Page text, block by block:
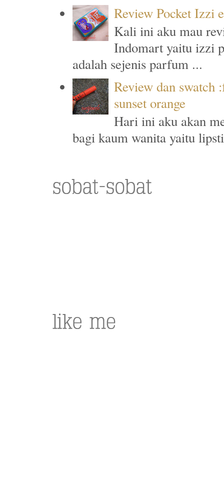
Review Pocket Izzi
Kali ini aku mau
Indomart yaitu izzi
adalah sejenis parfum ...
Review dan swatch
sunset orange
Hari ini aku akan
bagi kaum wanita yaitu